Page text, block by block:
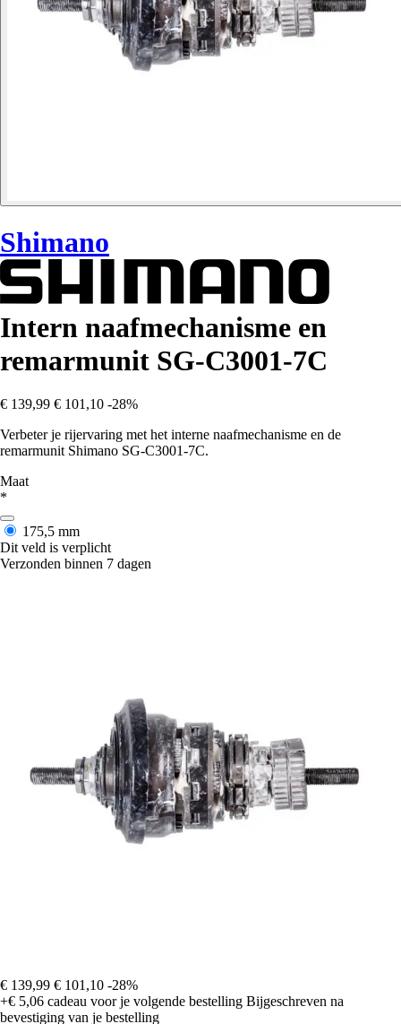
Shimano
Intern naafmechanisme en
remarmunit SG-C3001-7C
€ 139,99 € 101,10 -28%
Verbeter je rijervaring met het interne naafmechanisme en de
remarmunit Shimano SG-C3001-7C.
Maat
*
175,5 mm
Dit veld is verplicht
Verzonden binnen 7 dagen
€ 139,99 € 101,10 -28%
+€ 5,06 cadeau voor je volgende bestelling Bijgeschreven na
bevestiging van je bestelling